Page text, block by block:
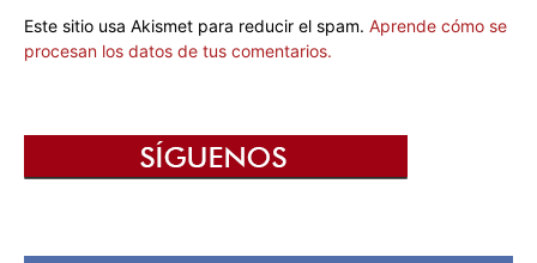
Este sitio usa Akismet para reducir el spam. Aprende cómo se
procesan los datos de tus comentarios.